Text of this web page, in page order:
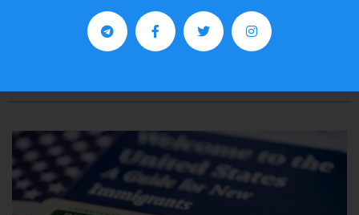
Comunistas no son bienvenidos en